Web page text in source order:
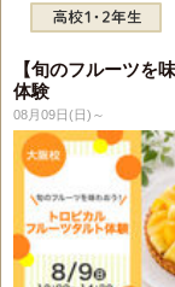
【旬のフルーツを
体験
08月09日(日)～